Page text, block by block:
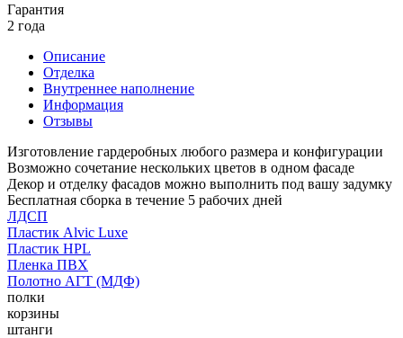
Гарантия
2 года
Описание
Отделка
Внутреннее наполнение
Информация
Отзывы
Изготовление гардеробных любого размера и конфигурации
Возможно сочетание нескольких цветов в одном фасаде
Декор и отделку фасадов можно выполнить под вашу задумку
Бесплатная сборка в течение 5 рабочих дней
ЛДСП
Пластик Alvic Luxe
Пластик HPL
Пленка ПВХ
Полотно АГТ (МДФ)
полки
корзины
штанги